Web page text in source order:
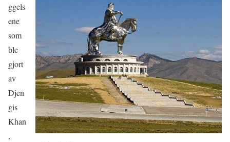
ggels
ene
som
ble
gjort
av
Djen
gis
Khan
,